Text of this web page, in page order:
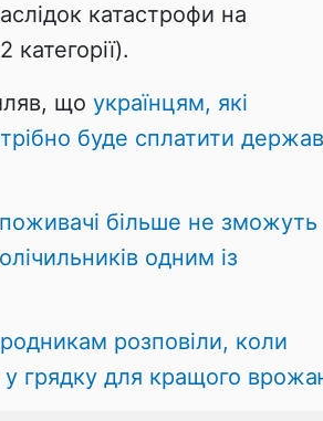
катастрофи на
що українцям, які
буде сплатити
більше не зможуть
одним із
розповіли, коли
грядку для кращого